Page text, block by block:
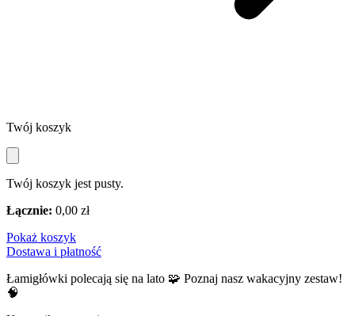
Twój koszyk
Twój koszyk jest pusty.
Łącznie: 0,00 zł
Pokaż koszyk
Dostawa i płatność
Łamigłówki polecają się na lato 🧩 Poznaj nasz wakacyjny zestaw!
🧠